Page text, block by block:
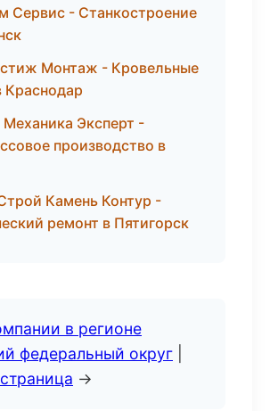
Сервис - Станкостроение
Монтаж - Кровельные
Краснодар
Эксперт -
производство в
Камень Контур -
ремонт в Пятигорск
в регионе
федеральный округ
→